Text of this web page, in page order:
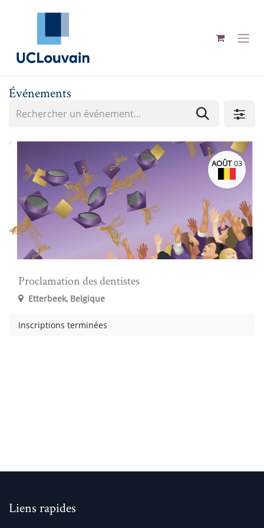
Se rendre au contenu
Événements
AOÛT 03
Proclamation des dentistes
Etterbeek, Belgique
Inscriptions terminées
Liens rapides